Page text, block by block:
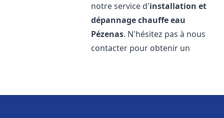
notre service d'installation et
dépannage chauffe eau
Pézenas. N'hésitez pas à nous
contacter pour obtenir un